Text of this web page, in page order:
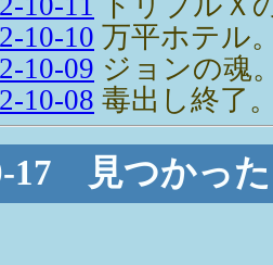
10-10 万平ホテル
10-09 ジョンの魂
10-08 毒出し終了
17 見つかっ